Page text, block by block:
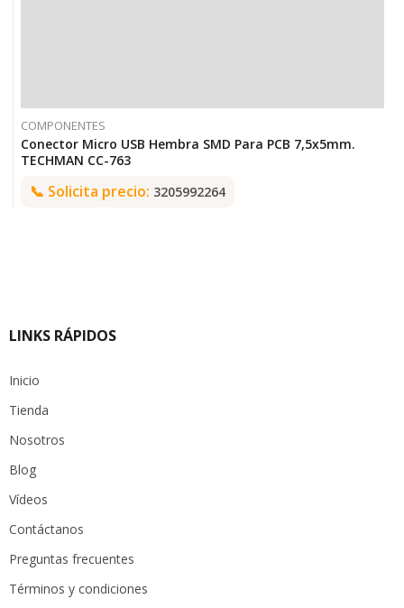
COMPONENTES
Conector Micro USB Hembra SMD Para PCB 7,5x5mm.
TECHMAN CC-763
📞 Solicita precio: 3205992264
LINKS RÁPIDOS
Inicio
Tienda
Nosotros
Blog
Vídeos
Contáctanos
Preguntas frecuentes
Términos y condiciones